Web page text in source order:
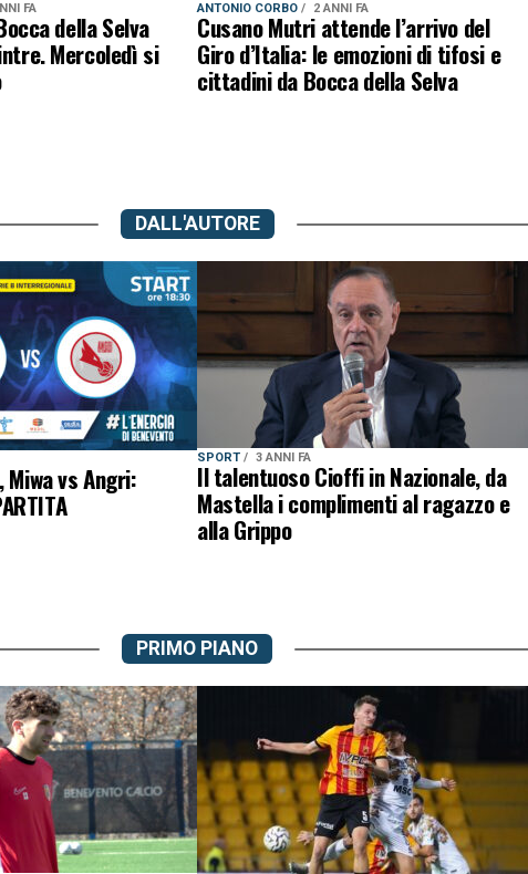
FA
della Selva
Mercoledì si
ANTONIO CORBO 2 ANNI FA
Cusano Mutri attende l’arrivo del
Giro d’Italia: le emozioni di tifosi e
cittadini da Bocca della Selva
DALL'AUTORE
vs Angri:
SPORT 3 ANNI FA
Il talentuoso Cioffi in Nazionale, da
Mastella i complimenti al ragazzo e
alla Grippo
PRIMO PIANO